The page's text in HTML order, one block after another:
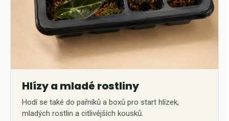
Hlízy a mladé rostliny
Hodí se také do pařníků a boxů pro start hlízek,
mladých rostlin a citlivějších kousků.